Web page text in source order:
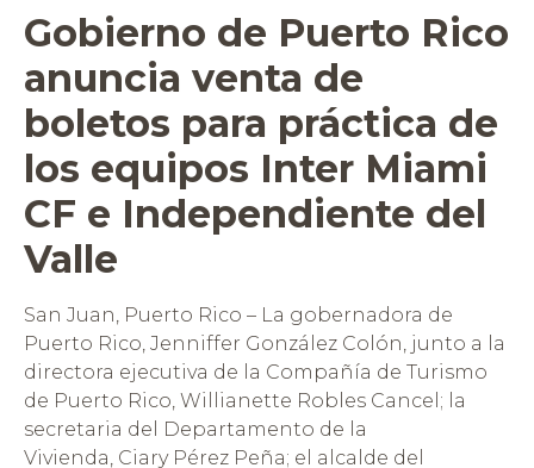
Gobierno de Puerto Rico
anuncia venta de
boletos para práctica de
los equipos Inter Miami
CF e Independiente del
Valle
San Juan, Puerto Rico – La gobernadora de
Puerto Rico, Jenniffer González Colón, junto a la
directora ejecutiva de la Compañía de Turismo
de Puerto Rico, Willianette Robles Cancel; la
secretaria del Departamento de la
Vivienda, Ciary Pérez Peña; el alcalde del